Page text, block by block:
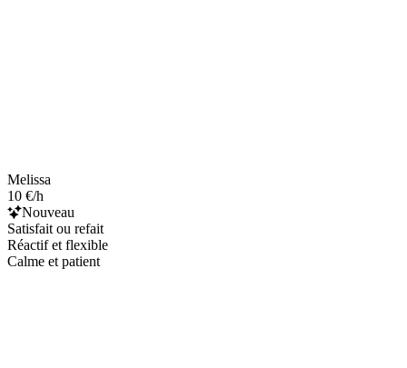
Melissa
10 €/h
Nouveau
Satisfait ou refait
Réactif et flexible
Calme et patient